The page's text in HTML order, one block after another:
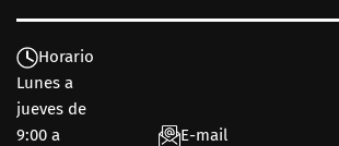
Horario
Lunes a
jueves de
9:00 a
E-mail